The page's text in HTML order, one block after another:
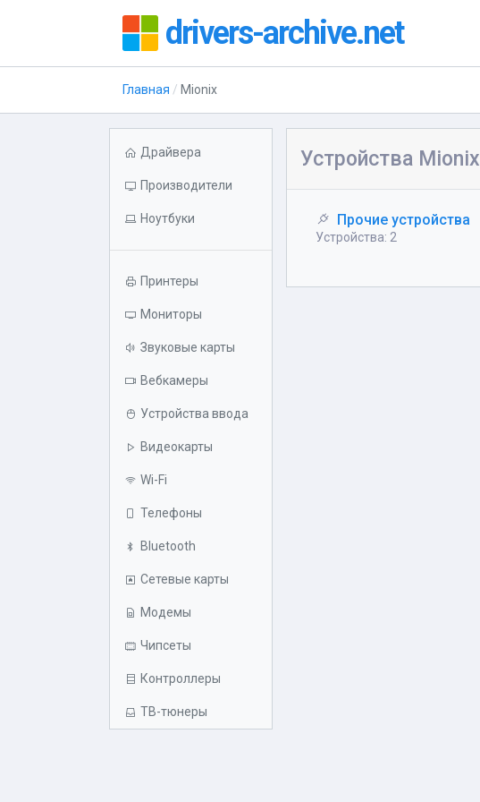
drivers-archive.net
Главная Mionix
Драйвера
Производители
Ноутбуки
Принтеры
Мониторы
Звуковые карты
Вебкамеры
Устройства ввода
Видеокарты
Wi-Fi
Телефоны
Bluetooth
Сетевые карты
Модемы
Чипсеты
Контроллеры
ТВ-тюнеры
Устройства Mionix
Прочие устройства
Устройства: 2